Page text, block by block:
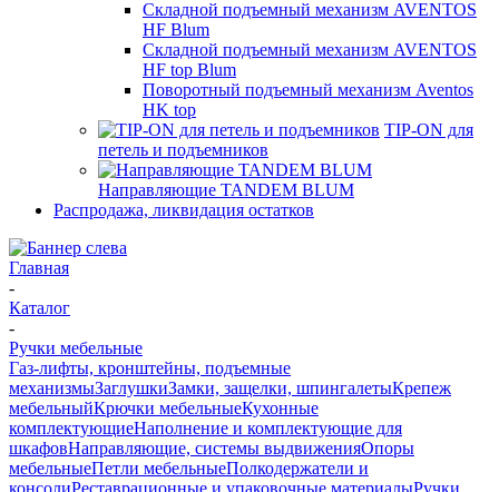
Складной подъемный механизм AVENTOS
HF Blum
Складной подъемный механизм AVENTOS
HF top Blum
Поворотный подъемный механизм Aventos
HK top
TIP-ON для
петель и подъемников
Направляющие TANDEM BLUM
Распродажа, ликвидация остатков
Главная
-
Каталог
-
Ручки мебельные
Газ-лифты, кронштейны, подъемные
механизмыЗаглушкиЗамки, защелки, шпингалетыКрепеж
мебельныйКрючки мебельныеКухонные
комплектующиеНаполнение и комплектующие для
шкафовНаправляющие, системы выдвиженияОпоры
мебельныеПетли мебельныеПолкодержатели и
консолиРеставрационные и упаковочные материалыРучки